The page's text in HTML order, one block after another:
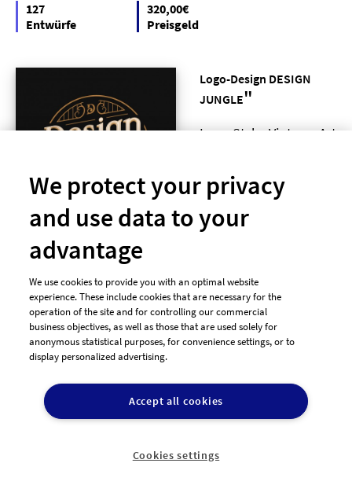
127
Entwürfe
320,00€
Preisgeld
Logo-Design DESIGN
JUNGLE"
Logo Style: Vintage, Art
Farben (max. 3) , gut
leserlich, Künstlerisch,
Kalligraphie
Emblem Versteckte Icons Kunstwerk Da es um Jungle
geht können Symbole oder Icons auch im
Hintergrund auftauchen: Ein A..
Entwürfe
170,00€
Preisgeld
Hobbyzucht
We protect your privacy
and use data to your
advantage
We use cookies to provide you with an optimal website
experience. These include cookies that are necessary for the
operation of the site and for controlling our commercial
business objectives, as well as those that are used solely for
anonymous statistical purposes, for convenience settings, or to
display personalized advertising.
Accept all cookies
Cookies settings